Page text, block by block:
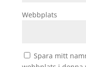
Webbplats
Spara mitt